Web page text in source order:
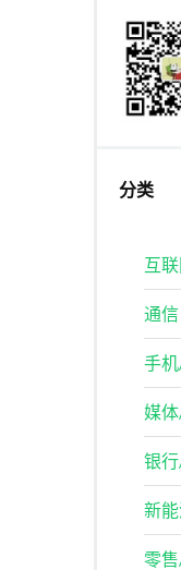
分类
互
通信
手
媒
银
新
零